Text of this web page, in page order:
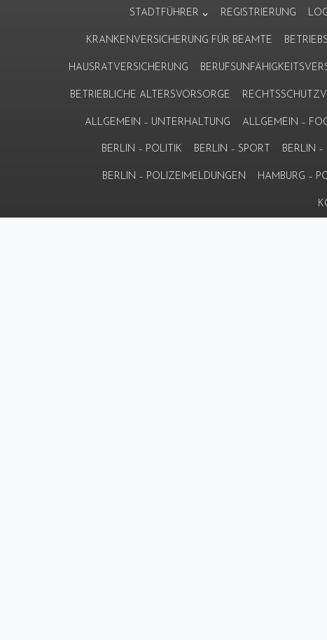
STADTFÜHRER REGISTRIERUNG
KRANKENVERSICHERUNG FÜR BEAMTE
HAUSRATVERSICHERUNG
BETRIEBLICHE ALTERSVORSORGE
ALLGEMEIN – UNTERHALTUNG ALLGEMEIN –
BERLIN – POLITIK BERLIN – SPORT BERLIN
BERLIN – POLIZEIMELDUNGEN HAMBURG –